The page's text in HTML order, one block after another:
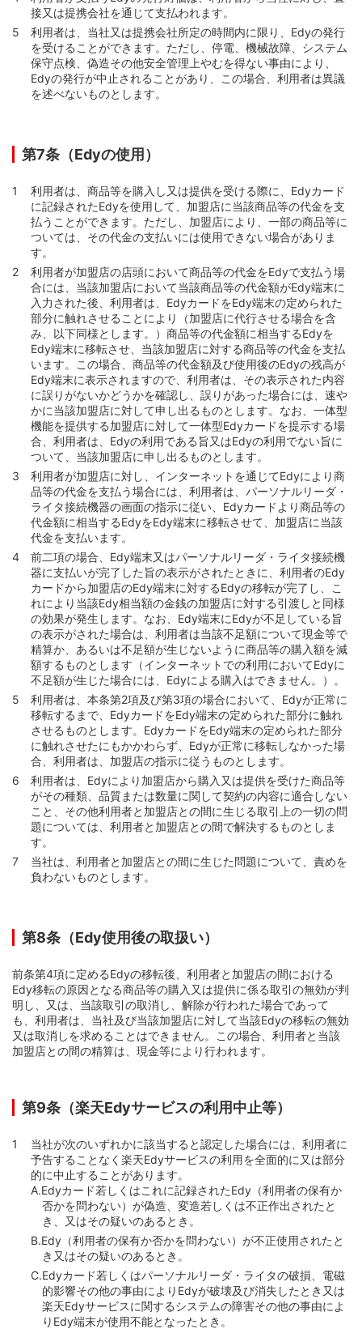
接又は提携会社を通じて支払われます。
利用者は、当社又は提携会社所定の時間内に限り、Edyの発行
を受けることができます。ただし、停電、機械故障、システム
保守点検、偽造その他安全管理上やむを得ない事由により、
Edyの発行が中止されることがあり、この場合、利用者は異議
を述べないものとします。
第7条（Edyの使用）
利用者は、商品等を購入し又は提供を受ける際に、Edyカード
に記録されたEdyを使用して、加盟店に当該商品等の代金を支
払うことができます。ただし、加盟店により、一部の商品等に
ついては、その代金の支払いには使用できない場合がありま
す。
利用者が加盟店の店頭において商品等の代金をEdyで支払う場
合には、当該加盟店において当該商品等の代金額がEdy端末に
入力された後、利用者は、EdyカードをEdy端末の定められた
部分に触れさせることにより（加盟店に代行させる場合を含
み、以下同様とします。）商品等の代金額に相当するEdyを
Edy端末に移転させ、当該加盟店に対する商品等の代金を支払
います。この場合、商品等の代金額及び使用後のEdyの残高が
Edy端末に表示されますので、利用者は、その表示された内容
に誤りがないかどうかを確認し、誤りがあった場合には、速や
かに当該加盟店に対して申し出るものとします。なお、一体型
機能を提供する加盟店に対して一体型Edyカードを提示する場
合、利用者は、Edyの利用である旨又はEdyの利用でない旨に
ついて、当該加盟店に申し出るものとします。
利用者が加盟店に対し、インターネットを通じてEdyにより商
品等の代金を支払う場合には、利用者は、パーソナルリーダ・
ライタ接続機器の画面の指示に従い、Edyカードより商品等の
代金額に相当するEdyをEdy端末に移転させて、加盟店に当該
代金を支払います。
前二項の場合、Edy端末又はパーソナルリーダ・ライタ接続機
器に支払いが完了した旨の表示がされたときに、利用者のEdy
カードから加盟店のEdy端末に対するEdyの移転が完了し、こ
れにより当該Edy相当額の金銭の加盟店に対する引渡しと同様
の効果が発生します。なお、Edy端末にEdyが不足している旨
の表示がされた場合は、利用者は当該不足額について現金等で
精算か、あるいは不足額が生じないように商品等の購入額を減
額するものとします（インターネットでの利用においてEdyに
不足額が生じた場合には、Edyによる購入はできません。）。
利用者は、本条第2項及び第3項の場合において、Edyが正常に
移転するまで、EdyカードをEdy端末の定められた部分に触れ
させるものとします。EdyカードをEdy端末の定められた部分
に触れさせたにもかかわらず、Edyが正常に移転しなかった場
合、利用者は、加盟店の指示に従うものとします。
利用者は、Edyにより加盟店から購入又は提供を受けた商品等
がその種類、品質または数量に関して契約の内容に適合しない
こと、その他利用者と加盟店との間に生じる取引上の一切の問
題については、利用者と加盟店との間で解決するものとしま
す。
当社は、利用者と加盟店との間に生じた問題について、責めを
負わないものとします。
第8条（Edy使用後の取扱い）
前条第4項に定めるEdyの移転後、利用者と加盟店の間における
Edy移転の原因となる商品等の購入又は提供に係る取引の無効が判
明し、又は、当該取引の取消し、解除が行われた場合であって
も、利用者は、当社及び当該加盟店に対して当該Edyの移転の無効
又は取消しを求めることはできません。この場合、利用者と当該
加盟店との間の精算は、現金等により行われます。
第9条（楽天Edyサービスの利用中止等）
当社が次のいずれかに該当すると認定した場合には、利用者に
予告することなく楽天Edyサービスの利用を全面的に又は部分
的に中止することがあります。
A.Edyカード若しくはこれに記録されたEdy（利用者の保有か
否かを問わない）が偽造、変造若しくは不正作出されたと
き、又はその疑いのあるとき。
B.Edy（利用者の保有か否かを問わない）が不正使用されたと
き又はその疑いのあるとき。
C.Edyカード若しくはパーソナルリーダ・ライタの破損、電磁
的影響その他の事由によりEdyが破壊及び消失したとき又は
楽天Edyサービスに関するシステムの障害その他の事由によ
りEdy端末が使用不能となったとき。